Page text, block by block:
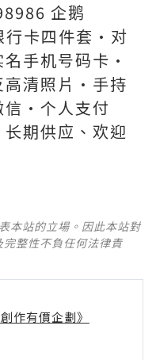
企鹅
行卡四件套·对
手机号码卡·
清照片·手持
信·个人支付
期供应、欢迎
本站的立場。因此本站對
整性不負任何法律責
作有價企劃》